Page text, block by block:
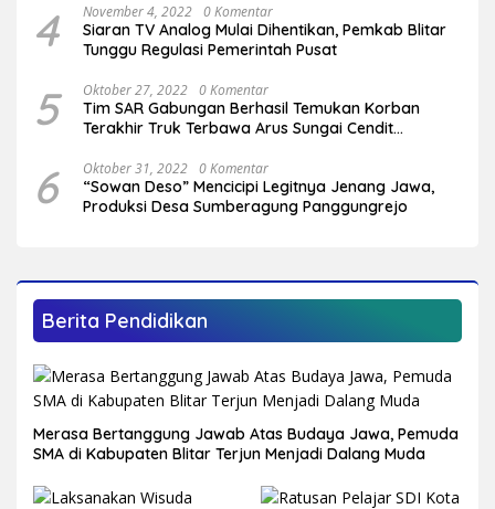
4 November 4, 2022 0 Komentar
Siaran TV Analog Mulai Dihentikan, Pemkab Blitar
Tunggu Regulasi Pemerintah Pusat
5 Oktober 27, 2022 0 Komentar
Tim SAR Gabungan Berhasil Temukan Korban
Terakhir Truk Terbawa Arus Sungai Cendit
6 Oktober 31, 2022 0 Komentar
“Sowan Deso” Mencicipi Legitnya Jenang Jawa,
Produksi Desa Sumberagung Panggungrejo
Berita Pendidikan
Merasa Bertanggung Jawab Atas Budaya Jawa, Pemuda
SMA di Kabupaten Blitar Terjun Menjadi Dalang Muda